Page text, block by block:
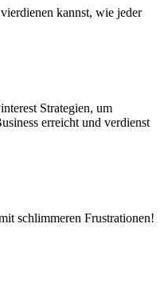
kannst, wie jeder
Strategien, um
erreicht und verdienst
schlimmeren Frustrationen!